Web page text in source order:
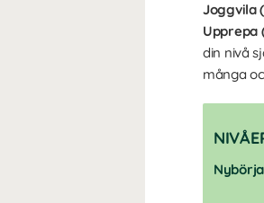
Joggvila
Upprepa
din nivå
många